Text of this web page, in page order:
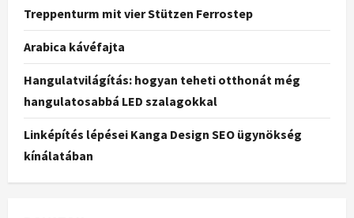
Treppenturm mit vier Stützen Ferrostep
Arabica kávéfajta
Hangulatvilágítás: hogyan teheti otthonát még
hangulatosabbá LED szalagokkal
Linképítés lépései Kanga Design SEO ügynökség
kínálatában